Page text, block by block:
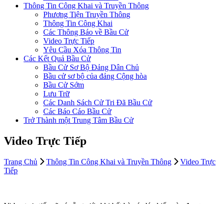
Thông Tin Công Khai và Truyền Thông
Phương Tiện Truyền Thông
Thông Tin Công Khai
Các Thông Báo về Bầu Cử
Video Trực Tiếp
Yêu Cầu Xóa Thông Tin
Các Kết Quả Bầu Cử
Bầu Cử Sơ Bộ Đảng Dân Chủ
Bầu cử sơ bộ của đảng Cộng hòa
Bầu Cử Sớm
Lưu Trữ
Các Danh Sách Cử Tri Đã Bầu Cử
Các Báo Cáo Bầu Cử
Trở Thành một Trung Tâm Bầu Cử
Video Trực Tiếp
Trang Chủ Thông Tin Công Khai và Truyền Thông
Video Trực
Tiếp